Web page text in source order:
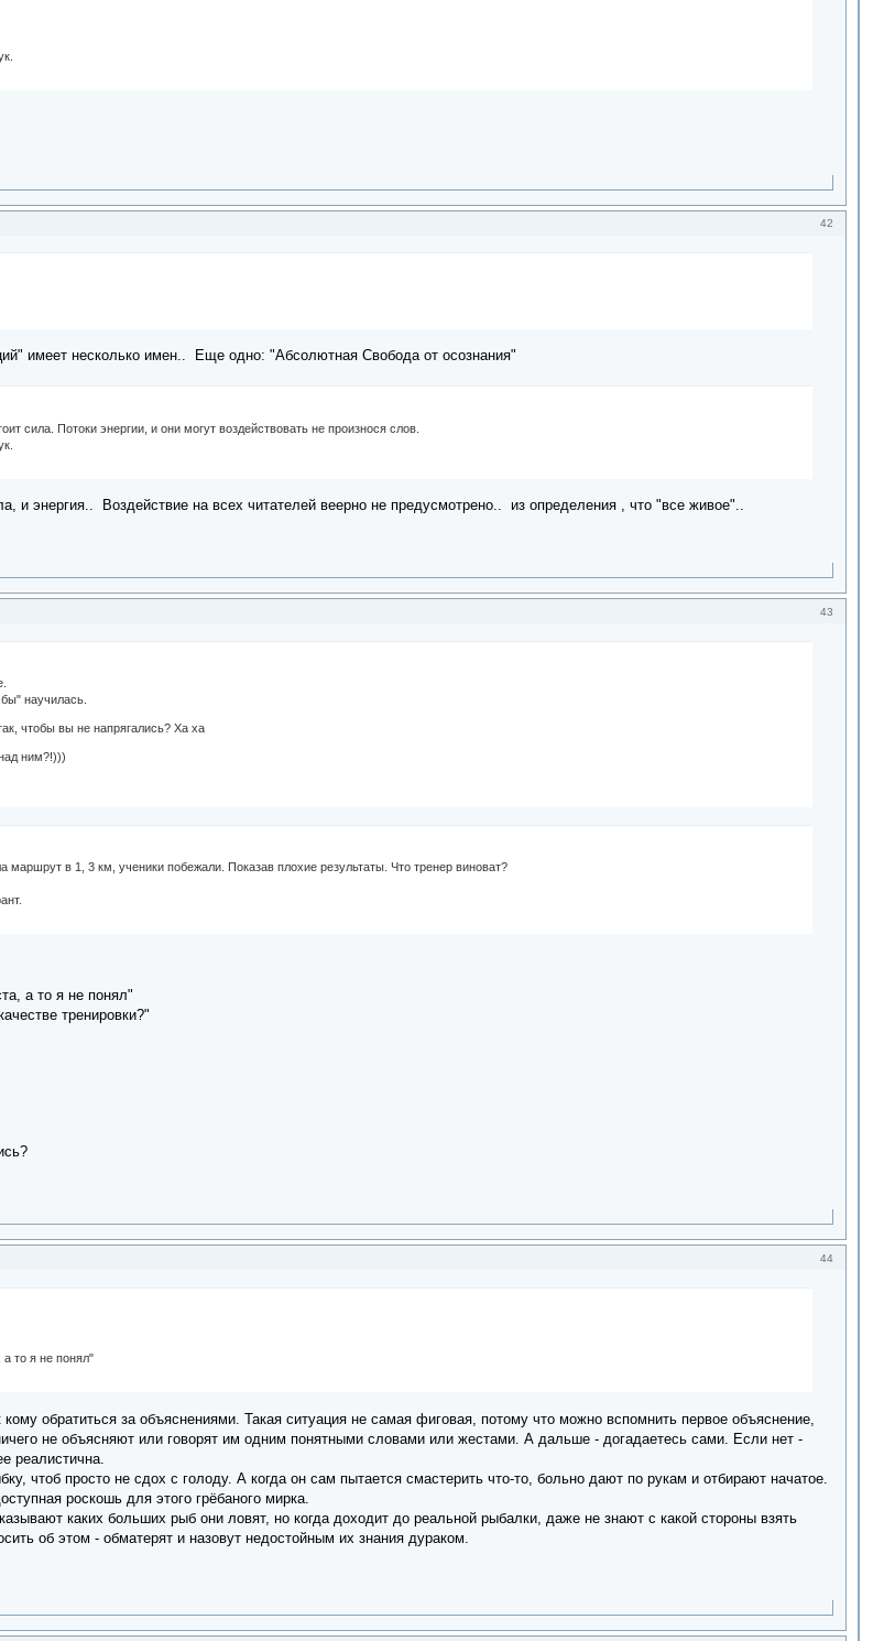
42
имеет несколько имен.. Еще одно: "Абсолютная Свобода от осознания"
сила. Потоки энергии, и они могут воздействовать не произнося слов.
энергия.. Воздействие на всех читателей веерно не предусмотрено.. из определения , что "все живое"..
43
научилась.
чтобы вы не напрягались? Ха ха
ним?!)))
маршрут в 1, 3 км, ученики побежали. Показав плохие результаты. Что тренер виноват?
а то я не понял"
тренировки?"
44
то я не понял"
обратиться за объяснениями. Такая ситуация не самая фиговая, потому что можно вспомнить первое объяснение,
не объясняют или говорят им одним понятными словами или жестами. А дальше - догадаетесь сами. Если нет -
реалистична.
чтоб просто не сдох с голоду. А когда он сам пытается смастерить что-то, больно дают по рукам и отбирают начатое.
роскошь для этого грёбаного мирка.
каких больших рыб они ловят, но когда доходит до реальной рыбалки, даже не знают с какой стороны взять
об этом - обматерят и назовут недостойным их знания дураком.